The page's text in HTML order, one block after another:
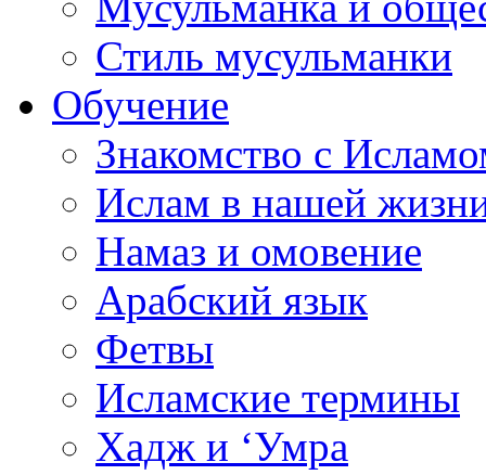
Стиль мусульманки
Обучение
Знакомство с
Ислам в нашей
Намаз и омовение
Арабский язык
Фетвы
Исламские термины
Хадж и ‘Умра